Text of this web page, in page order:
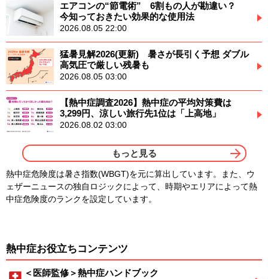
エアコンの“節電術” 6割もの人が勘違い？
今知っておきたい効果的な使用法
2026.08.05 22:00
猛暑見解2026(更新) 暑さが長引く予想 ダブル
高気圧で厳しい残暑も
2026.08.05 03:00
【熱中症調査2026】熱中症の平均対策費は
3,299円、涼しい旅行先1位は「上高地」
2026.08.02 03:00
もっと見る
熱中症危険度は暑さ指数(WBGT)を元に算出しています。また、ウ
ェザーニュースの独自ロジックによって、時期やエリアによって熱
中症危険度のランクを設定しています。
熱中症お役立ちコンテンツ
＜医師監修＞熱中症ハンドブック